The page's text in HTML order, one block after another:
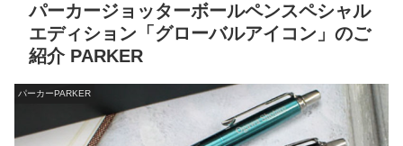
パーカージョッターボールペンスペシャル
エディション「グローバルアイコン」のご
紹介 PARKER
パーカーPARKER